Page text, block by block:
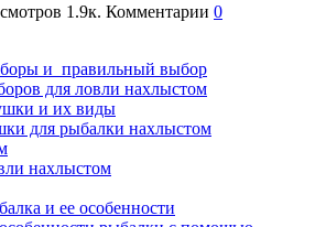
1.9к. Комментарии 0
и правильный выбор
для ловли нахлыстом
и их виды
для рыбалки нахлыстом
нахлыстом
и ее особенности